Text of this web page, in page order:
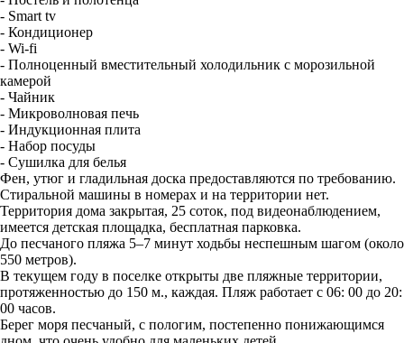
- Smart tv
- Кондиционер
- Wi-fi
- Полноценный вместительный холодильник с морозильной
камерой
- Чайник
- Микроволновая печь
- Индукционная плита
- Набор посуды
- Сушилка для белья
Фен, утюг и гладильная доска предоставляются по требованию.
Стиральной машины в номерах и на территории нет.
Территория дома закрытая, 25 соток, под видеонаблюдением,
имеется детская площадка, бесплатная парковка.
До песчаного пляжа 5–7 минут ходьбы неспешным шагом (около
550 метров).
В текущем году в поселке открыты две пляжные территории,
протяженностью до 150 м., каждая. Пляж работает с 06: 00 до 20:
00 часов.
Берег моря песчаный, с пологим, постепенно понижающимся